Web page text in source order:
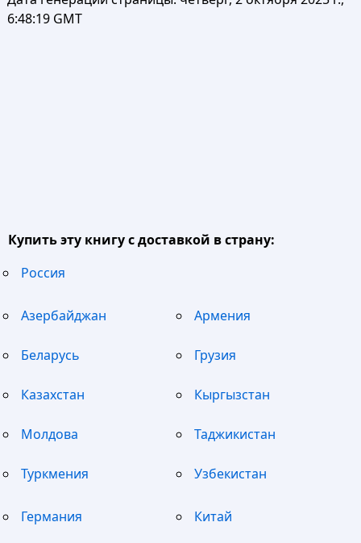
6:48:19 GMT
Купить эту книгу с доставкой в страну:
Россия
Азербайджан Армения
Беларусь Грузия
Казахстан Кыргызстан
Молдова Таджикистан
Туркмения Узбекистан
Германия Китай